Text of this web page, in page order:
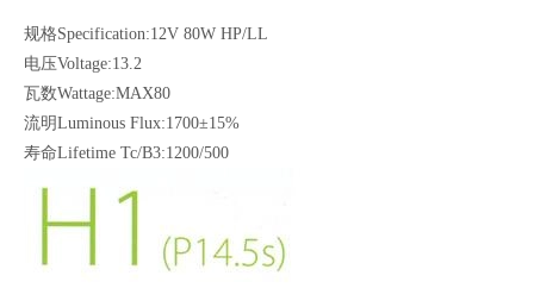
规格Specification:12V 80W HP/LL
电压Voltage:13.2
瓦数Wattage:MAX80
流明Luminous Flux:1700±15%
寿命Lifetime Tc/B3:1200/500